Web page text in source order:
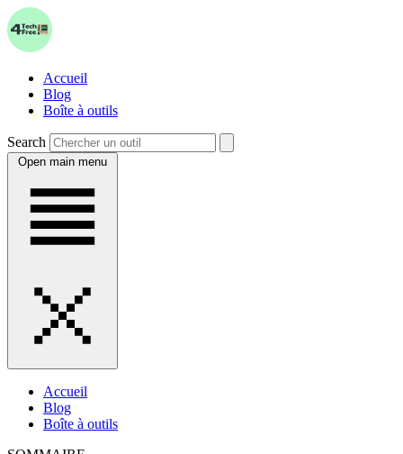
Accueil
Blog
Boîte à outils
Search
Open main menu
Accueil
Blog
Boîte à outils